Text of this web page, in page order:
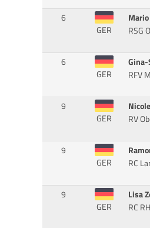
6
GER
RSG
6
GER
RFV
9
GER
RV
9
GER
RC
9
GER
Lisa
RC